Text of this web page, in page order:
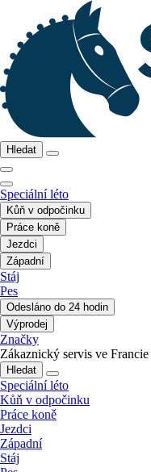
Hledat
Speciální léto
Kůň v odpočinku
Práce koně
Jezdci
Západní
Stáj
Pes
Odesláno do 24 hodin
Výprodej
Značky
Zákaznický servis ve Francie
Hledat
Speciální léto
Kůň v odpočinku
Práce koně
Jezdci
Západní
Stáj